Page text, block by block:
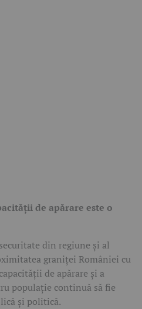
de apărare este o
din regiune și al
graniței României cu
de apărare și a
populație continuă să fie
și politică.